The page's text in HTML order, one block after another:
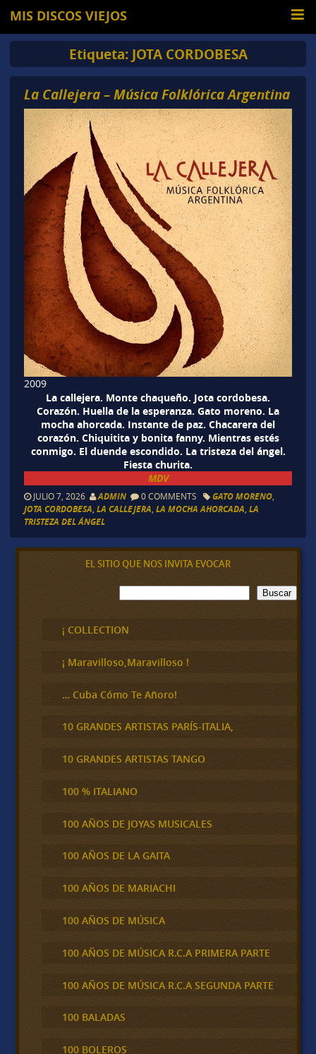
MIS DISCOS VIEJOS
Etiqueta: JOTA CORDOBESA
La Callejera – Música Folklórica Argentina
2009
La callejera. Monte chaqueño. Jota cordobesa.
Corazón. Huella de la esperanza. Gato moreno. La
mocha ahorcada. Instante de paz. Chacarera del
corazón. Chiquitita y bonita fanny. Mientras estés
conmigo. El duende escondido. La tristeza del ángel.
Fiesta churita.
MDV
JULIO 7, 2026 ADMIN 0 COMMENTS GATO MORENO,
JOTA CORDOBESA, LA CALLEJERA, LA MOCHA AHORCADA, LA
TRISTEZA DEL ÁNGEL
EL SITIO QUE NOS INVITA EVOCAR
B
u
c
a
Buscar
¡ COLLECTION
¡ Maravilloso,Maravilloso !
… Cuba Cómo Te Añoro!
10 GRANDES ARTISTAS PARÍS-ITALIA,
10 GRANDES ARTISTAS TANGO
100 % ITALIANO
100 AÑOS DE JOYAS MUSICALES
100 AÑOS DE LA GAITA
100 AÑOS DE MARIACHI
100 AÑOS DE MÚSICA
100 AÑOS DE MÚSICA R.C.A PRIMERA PARTE
100 AÑOS DE MÚSICA R.C.A SEGUNDA PARTE
100 BALADAS
100 BOLEROS